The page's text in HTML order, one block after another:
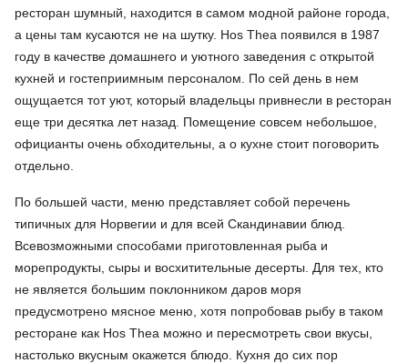
ресторан шумный, находится в самом модной районе города,
а цены там кусаются не на шутку. Hos Thea появился в 1987
году в качестве домашнего и уютного заведения с открытой
кухней и гостеприимным персоналом. По сей день в нем
ощущается тот уют, который владельцы привнесли в ресторан
еще три десятка лет назад. Помещение совсем небольшое,
официанты очень обходительны, а о кухне стоит поговорить
отдельно.
По большей части, меню представляет собой перечень
типичных для Норвегии и для всей Скандинавии блюд.
Всевозможными способами приготовленная рыба и
морепродукты, сыры и восхитительные десерты. Для тех, кто
не является большим поклонником даров моря
предусмотрено мясное меню, хотя попробовав рыбу в таком
ресторане как Hos Thea можно и пересмотреть свои вкусы,
настолько вкусным окажется блюдо. Кухня до сих пор